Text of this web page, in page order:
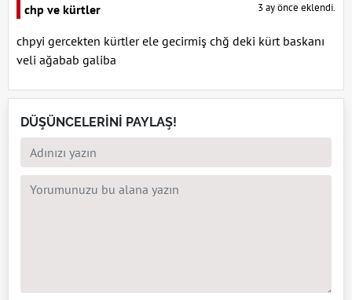
chp ve kürtler 3 ay önce eklendi.
chpyi gercekten kürtler ele gecirmiş chğ deki kürt baskanı
veli ağabab galiba
DÜŞÜNCELERİNİ PAYLAŞ!